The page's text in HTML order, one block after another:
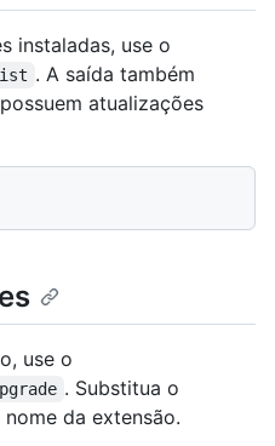
instaladas, use o
. A saída também
atualizações
use o
. Substitua o
nome da extensão.